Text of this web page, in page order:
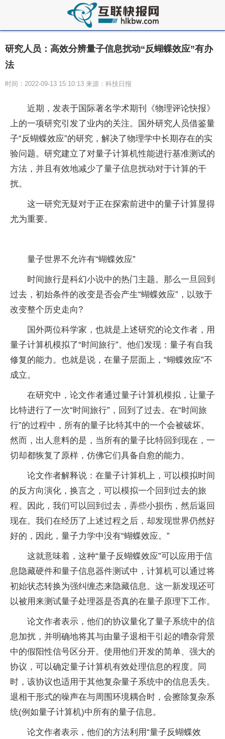
研究人员：高效分辨量子信息扰动“反蝴蝶效应”有办
法
时间：2022-09-13 15:10:13 来源：科技日报
近期，发表于国际著名学术期刊《物理评论快报》
上的一项研究引发了业内的关注。国外研究人员借鉴量
子“反蝴蝶效应”的研究，解决了物理学中长期存在的实
验问题。研究建立了对量子计算机性能进行基准测试的
方法，并且有效地减少了量子信息扰动对于计算的干
扰。
这一研究无疑对于正在探索前进中的量子计算显得
尤为重要。
量子世界不允许有“蝴蝶效应”
时间旅行是科幻小说中的热门主题。那么一旦回到
过去，初始条件的改变是否会产生“蝴蝶效应”，以致于
改变整个历史走向?
国外两位科学家，也就是上述研究的论文作者，用
量子计算机模拟了“时间旅行”。他们发现： 量子有自我
修复的能力。也就是说，在量子层面上，“蝴蝶效应”不
成立。
在研究中，论文作者通过量子计算机模拟，让量子
比特进行了一次“时间旅行”，回到了过去。在“时间旅
行”的过程中，所有的量子比特其中的一个会被破坏。
然而，出人意料的是，当所有的量子比特回到现在，一
切却都恢复了原样，仿佛它们具备自愈的能力。
论文作者解释说：在量子计算机上，可以模拟时间
的反方向演化，换言之，可以模拟一个回到过去的旅
程。因此，我们可以回到过去，弄些小损伤，然后返回
现在。我们在经历了上述过程之后，却发现世界仍然好
好的，因此， 量子力学中没有“蝴蝶效应。”
这就意味着，这种“量子反蝴蝶效应”可以应用于信
息隐藏硬件和量子信息器件测试中，计算机可以通过将
初始状态转换为强纠缠态来隐藏信息。这一新发现还可
以被用来测试量子处理器是否真的在量子原理下工作。
论文作者表示，他们的协议量化了量子系统中的信
息加扰，并明确地将其与由量子退相干引起的嘈杂背景
中的假阳性信号区分开。使用他们开发的简单、强大的
协议，可以确定量子计算机有效处理信息的程度。同
时，该协议也适用于其他复杂量子系统中的信息丢失。
退相干形式的噪声在与周围环境耦合时，会擦除复杂系
统(例如量子计算机)中所有的量子信息。
论文作者表示，他们的方法利用“量子反蝴蝶效